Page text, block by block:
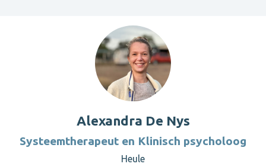
Alexandra De Nys
Systeemtherapeut en Klinisch psycholoog
Heule